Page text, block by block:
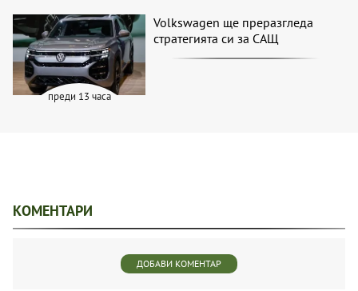
преди 13 часа
Volkswagen ще преразгледа
стратегията си за САЩ
КОМЕНТАРИ
ДОБАВИ КОМЕНТАР